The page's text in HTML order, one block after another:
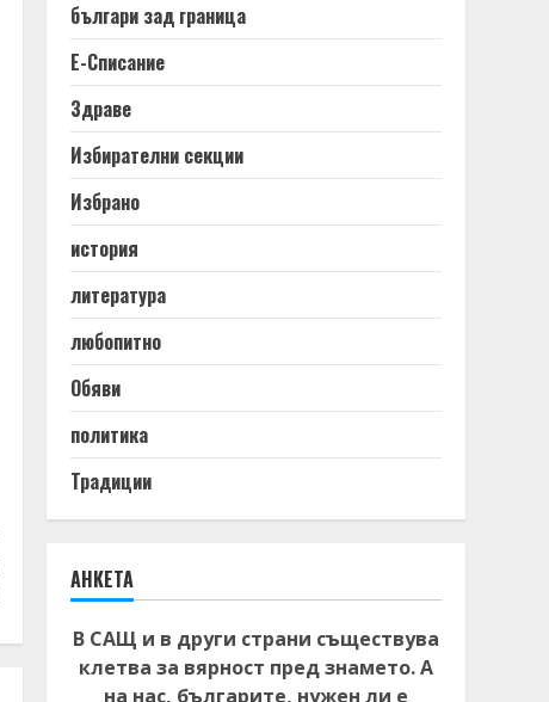
българи зад граница
Е-Списание
Здраве
Избирателни секции
Избрано
история
литература
любопитно
Обяви
политика
Традиции
АНКЕТА
В САЩ и в други страни съществува
клетва за вярност пред знамето. А
на нас, българите, нужен ли е